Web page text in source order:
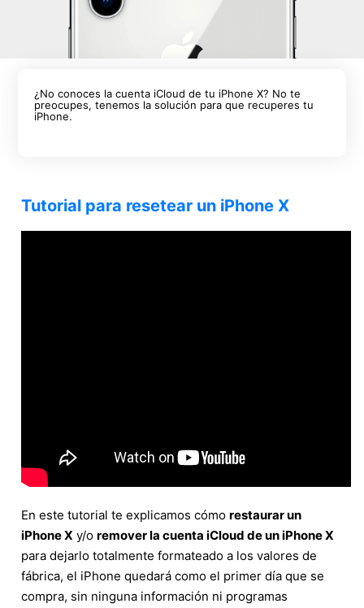
¿No conoces la cuenta iCloud de tu iPhone X? No te
preocupes, tenemos la solución para que recuperes tu
iPhone.
Tutorial para resetear un iPhone X
En este tutorial te explicamos cómo restaurar un
iPhone X y/o remover la cuenta iCloud de un iPhone X
para dejarlo totalmente formateado a los valores de
fábrica, el iPhone quedará como el primer día que se
compra, sin ninguna información ni programas